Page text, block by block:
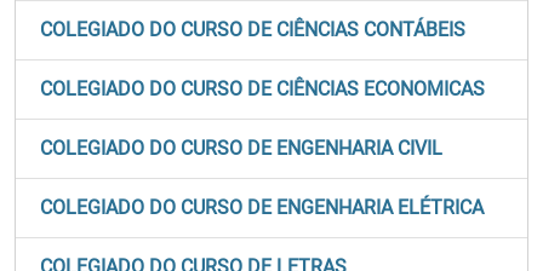
COLEGIADO DO CURSO DE CIÊNCIAS CONTÁBEIS
COLEGIADO DO CURSO DE CIÊNCIAS ECONOMICAS
COLEGIADO DO CURSO DE ENGENHARIA CIVIL
COLEGIADO DO CURSO DE ENGENHARIA ELÉTRICA